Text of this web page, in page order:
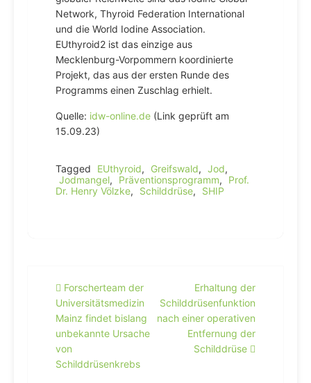
Network, Thyroid Federation International
und die World Iodine Association.
EUthyroid2 ist das einzige aus
Mecklenburg-Vorpommern koordinierte
Projekt, das aus der ersten Runde des
Programms einen Zuschlag erhielt.
Quelle: idw-online.de (Link geprüft am
15.09.23)
Tagged EUthyroid, Greifswald, Jod,
Jodmangel, Präventionsprogramm,
Prof.
Dr. Henry Völzke, Schilddrüse, SHIP
Beitragsnavigation
Forscherteam der
Universitätsmedizin
Mainz findet bislang
unbekannte Ursache
von
Schilddrüsenkrebs
Erhaltung der
Schilddrüsenfunktion
nach einer operativen
Entfernung der
Schilddrüse